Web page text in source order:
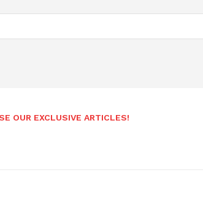
OUR EXCLUSIVE ARTICLES!